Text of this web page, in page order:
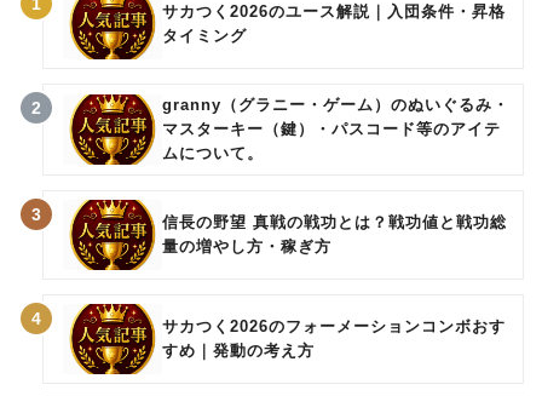
サカつく2026のユース解説｜入団条件・昇格
タイミング
2
granny（グラニー・ゲーム）のぬいぐるみ・
マスターキー（鍵）・パスコード等のアイテ
ムについて。
3
信長の野望 真戦の戦功とは？戦功値と戦功総
量の増やし方・稼ぎ方
4
サカつく2026のフォーメーションコンボおす
すめ｜発動の考え方